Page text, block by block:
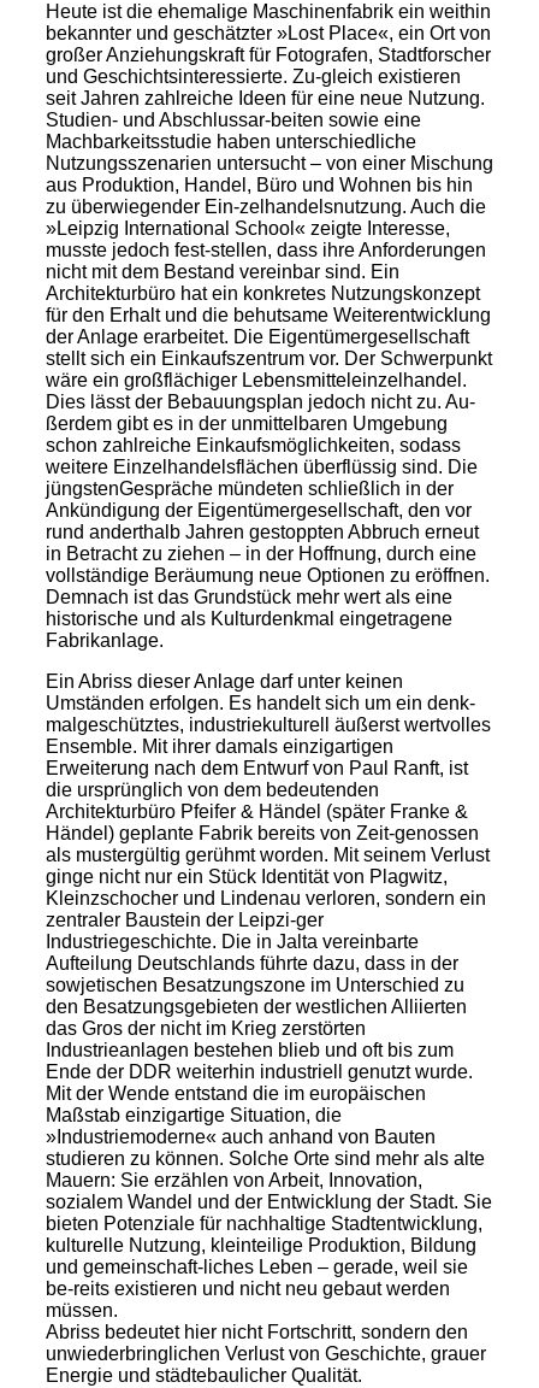
Heute ist die ehemalige Maschinenfabrik ein weithin
bekannter und geschätzter »Lost Place«, ein Ort von
großer Anziehungskraft für Fotografen, Stadtforscher
und Geschichtsinteressierte. Zu-gleich existieren
seit Jahren zahlreiche Ideen für eine neue Nutzung.
Studien- und Abschlussar-beiten sowie eine
Machbarkeitsstudie haben unterschiedliche
Nutzungsszenarien untersucht – von einer Mischung
aus Produktion, Handel, Büro und Wohnen bis hin
zu überwiegender Ein-zelhandelsnutzung. Auch die
»Leipzig International School« zeigte Interesse,
musste jedoch fest-stellen, dass ihre Anforderungen
nicht mit dem Bestand vereinbar sind. Ein
Architekturbüro hat ein konkretes Nutzungskonzept
für den Erhalt und die behutsame Weiterentwicklung
der Anlage erarbeitet. Die Eigentümergesellschaft
stellt sich ein Einkaufszentrum vor. Der Schwerpunkt
wäre ein großflächiger Lebensmitteleinzelhandel.
Dies lässt der Bebauungsplan jedoch nicht zu. Au-
ßerdem gibt es in der unmittelbaren Umgebung
schon zahlreiche Einkaufsmöglichkeiten, sodass
weitere Einzelhandelsflächen überflüssig sind. Die
jüngstenGespräche mündeten schließlich in der
Ankündigung der Eigentümergesellschaft, den vor
rund anderthalb Jahren gestoppten Abbruch erneut
in Betracht zu ziehen – in der Hoffnung, durch eine
vollständige Beräumung neue Optionen zu eröffnen.
Demnach ist das Grundstück mehr wert als eine
historische und als Kulturdenkmal eingetragene
Fabrikanlage.
Ein Abriss dieser Anlage darf unter keinen
Umständen erfolgen. Es handelt sich um ein denk-
malgeschütztes, industriekulturell äußerst wertvolles
Ensemble. Mit ihrer damals einzigartigen
Erweiterung nach dem Entwurf von Paul Ranft, ist
die ursprünglich von dem bedeutenden
Architekturbüro Pfeifer & Händel (später Franke &
Händel) geplante Fabrik bereits von Zeit-genossen
als mustergültig gerühmt worden. Mit seinem Verlust
ginge nicht nur ein Stück Identität von Plagwitz,
Kleinzschocher und Lindenau verloren, sondern ein
zentraler Baustein der Leipzi-ger
Industriegeschichte. Die in Jalta vereinbarte
Aufteilung Deutschlands führte dazu, dass in der
sowjetischen Besatzungszone im Unterschied zu
den Besatzungsgebieten der westlichen Alliierten
das Gros der nicht im Krieg zerstörten
Industrieanlagen bestehen blieb und oft bis zum
Ende der DDR weiterhin industriell genutzt wurde.
Mit der Wende entstand die im europäischen
Maßstab einzigartige Situation, die
»Industriemoderne« auch anhand von Bauten
studieren zu können. Solche Orte sind mehr als alte
Mauern: Sie erzählen von Arbeit, Innovation,
sozialem Wandel und der Entwicklung der Stadt. Sie
bieten Potenziale für nachhaltige Stadtentwicklung,
kulturelle Nutzung, kleinteilige Produktion, Bildung
und gemeinschaft-liches Leben – gerade, weil sie
be-reits existieren und nicht neu gebaut werden
müssen.
Abriss bedeutet hier nicht Fortschritt, sondern den
unwiederbringlichen Verlust von Geschichte, grauer
Energie und städtebaulicher Qualität.